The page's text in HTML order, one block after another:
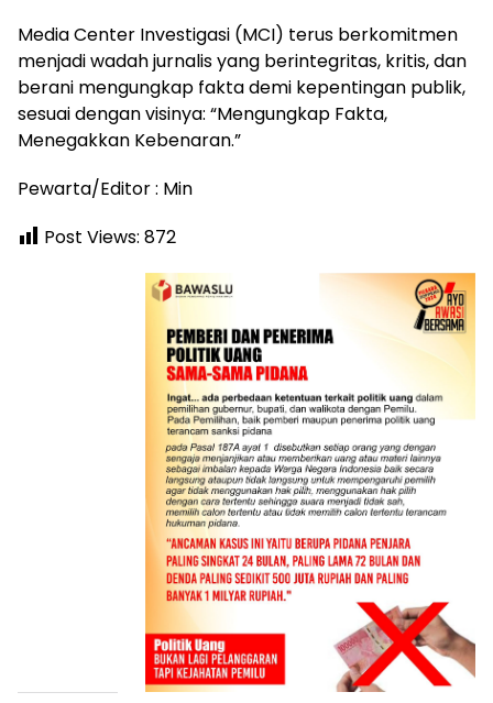
Media Center Investigasi (MCI) terus berkomitmen
menjadi wadah jurnalis yang berintegritas, kritis, dan
berani mengungkap fakta demi kepentingan publik,
sesuai dengan visinya: “Mengungkap Fakta,
Menegakkan Kebenaran.”
Pewarta/Editor : Min
Post Views: 872